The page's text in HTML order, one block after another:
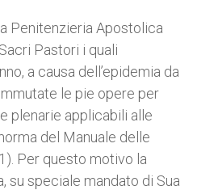
Penitenzieria Apostolica
Pastori i quali
a causa dell’epidemia da
le pie opere per
plenarie applicabili alle
del Manuale delle
Per questo motivo la
su speciale mandato di Sua